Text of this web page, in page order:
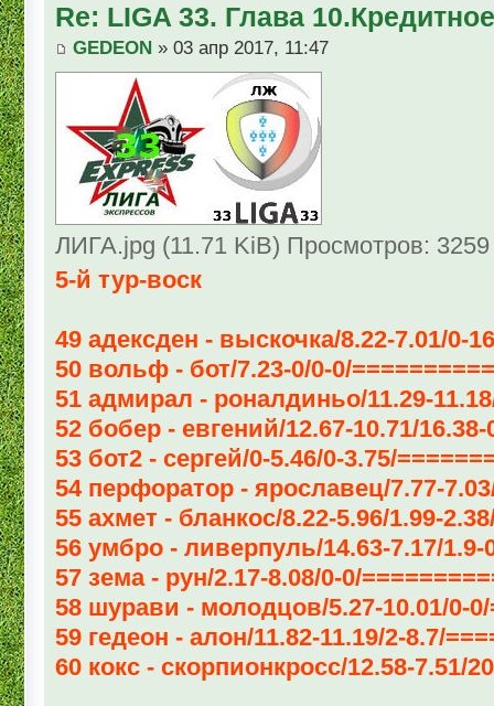
Re: LIGA 33. Глава
GEDEON » 03 апр 2017, 11:47
ЛИГА.jpg (11.71 KiB) Просмотров: 3259
5-й тур-воск
49 адексден - выскочка/8.22-7.01/0-
50 вольф - бот/7.23-0/0-0/
51 адмирал - роналдиньо/11.29-
52 бобер - евгений/12.67-10.71/16.38-
53 бот2 - сергей/0-5.46/0-3.75/
54 перфоратор - ярославец/7.77-
55 ахмет - бланкос/8.22-5.96/1.99-
56 умбро - ливерпуль/14.63-7.17/1.9-
57 зема - рун/2.17-8.08/0-0/
58 шурави - молодцов/5.27-10.01/0-0/
59 гедеон - алон/11.82-11.19/2-8.7/
60 кокс - скорпионкросс/12.58-7.51/